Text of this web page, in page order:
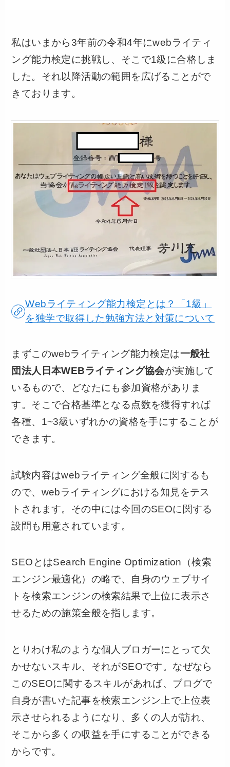
私はいまから3年前の令和4年にwebライティ
ング能力検定に挑戦し、そこで1級に合格しま
した。それ以降活動の範囲を広げることがで
きております。
Webライティング能力検定とは？「1級」
を独学で取得した勉強方法と対策について
まずこのwebライティング能力検定は一般社
団法人日本WEBライティング協会が実施して
いるもので、どなたにも参加資格がありま
す。そこで合格基準となる点数を獲得すれば
各種、1~3級いずれかの資格を手にすることが
できます。
試験内容はwebライティング全般に関するも
ので、webライティングにおける知見をテス
トされます。その中には今回のSEOに関する
設問も用意されています。
SEOとはSearch Engine Optimization（検索
エンジン最適化）の略で、自身のウェブサイ
トを検索エンジンの検索結果で上位に表示さ
せるための施策全般を指します。
とりわけ私のような個人ブロガーにとって欠
かせないスキル、それがSEOです。なぜなら
このSEOに関するスキルがあれば、ブログで
自身が書いた記事を検索エンジン上で上位表
示させられるようになり、多くの人が訪れ、
そこから多くの収益を手にすることができる
からです。